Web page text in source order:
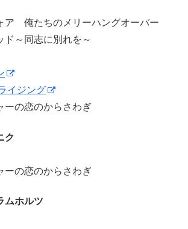
ア 俺たちのメリーハングオーバー
ド～同志に別れを～
イジング
ーの恋のからさわぎ
ク
ーの恋のからさわぎ
ムホルツ